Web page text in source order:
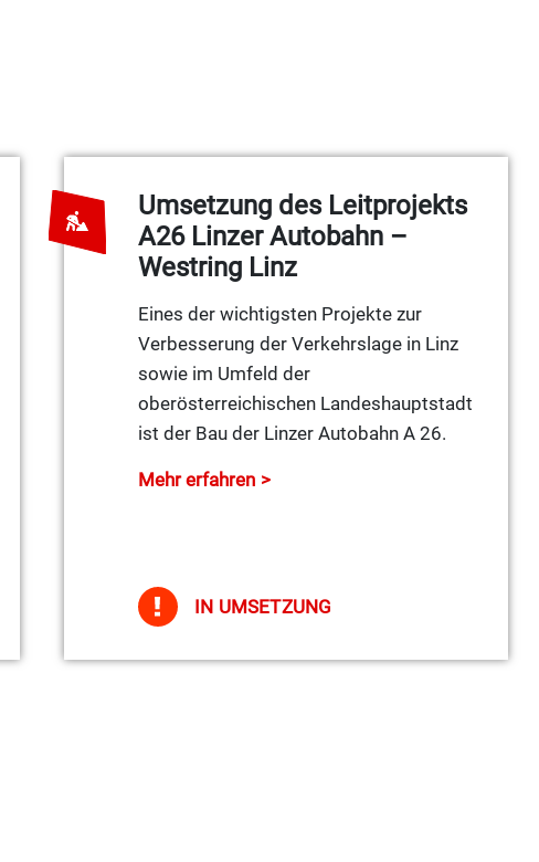
im Zuge von Lückenschließungen
Verkehr
Umsetzung des Leitprojekts
A26 Linzer Autobahn –
Westring Linz
Eines der wichtigsten Projekte zur
Verbesserung der Verkehrslage in Linz
sowie im Umfeld der
oberösterreichischen Landeshauptstadt
ist der Bau der Linzer Autobahn A 26.
Mehr erfahren
IN UMSETZUNG